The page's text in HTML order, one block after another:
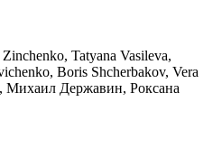
Tatyana Vasileva,
Boris Shcherbakov, Vera
Державин, Роксана